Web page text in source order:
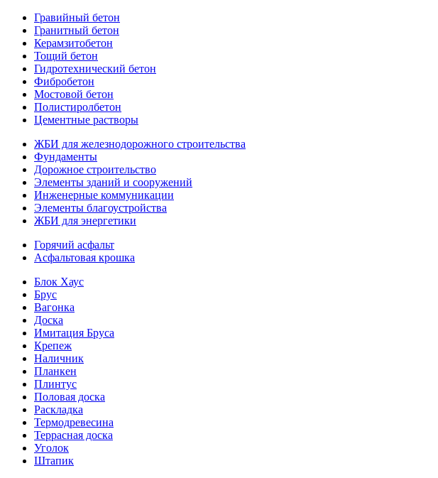
Гравийный бетон
Гранитный бетон
Керамзитобетон
Тощий бетон
Гидротехнический бетон
Фибробетон
Мостовой бетон
Полистиролбетон
Цементные растворы
ЖБИ для железнодорожного строительства
Фундаменты
Дорожное строительство
Элементы зданий и сооружений
Инженерные коммуникации
Элементы благоустройства
ЖБИ для энергетики
Горячий асфальт
Асфальтовая крошка
Блок Хаус
Брус
Вагонка
Доска
Имитация Бруса
Крепеж
Наличник
Планкен
Плинтус
Половая доска
Раскладка
Термодревесина
Террасная доска
Уголок
Штапик